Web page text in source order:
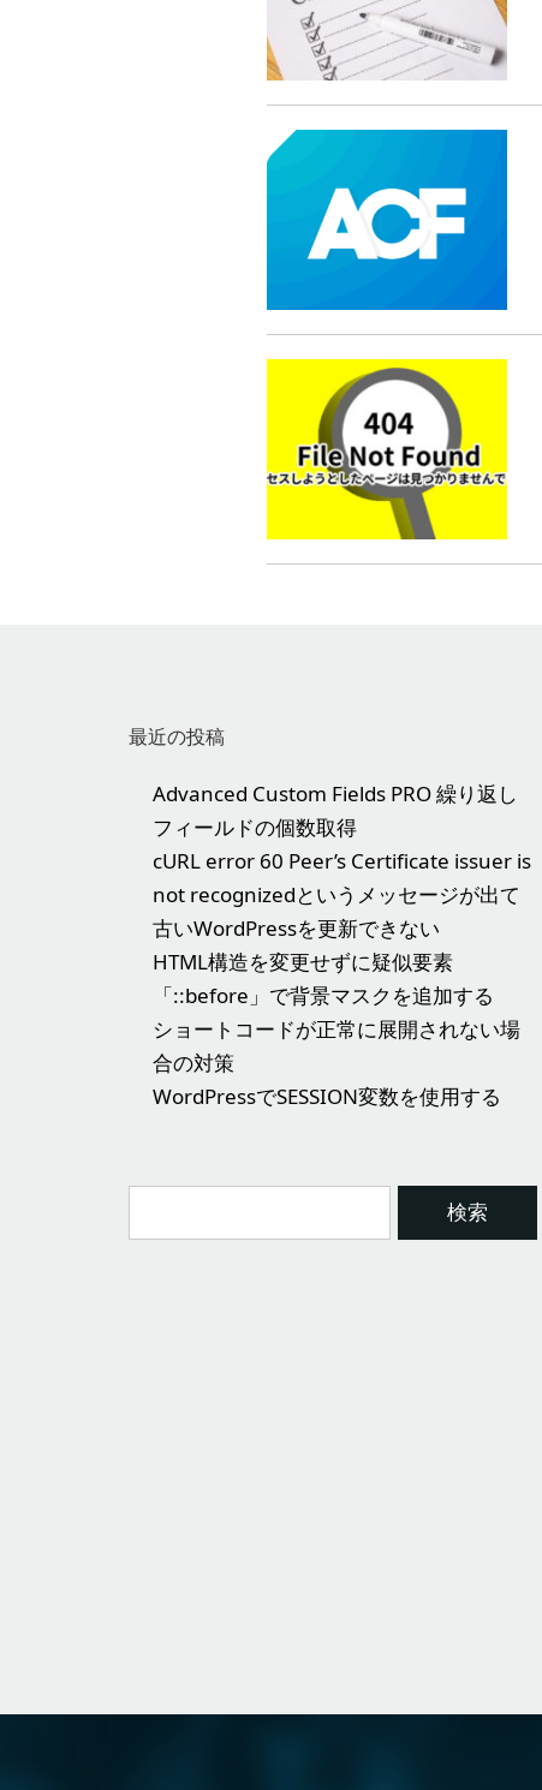
最近の投稿
Advanced Custom Fields PRO 繰り返し
フィールドの個数取得
cURL error 60 Peer’s Certificate issuer is
not recognizedというメッセージが出て
古いWordPressを更新できない
HTML構造を変更せずに疑似要素
「::before」で背景マスクを追加する
ショートコードが正常に展開されない場
合の対策
WordPressでSESSION変数を使用する